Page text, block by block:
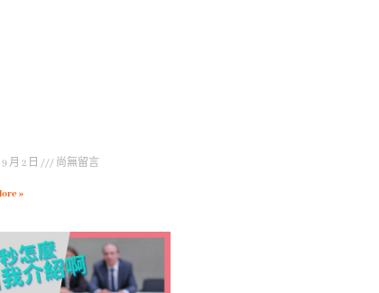
月 2 日 尚無留言
»